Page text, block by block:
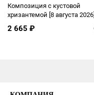
Композиция с кустовой
хризантемой [8 августа
2 665 ₽